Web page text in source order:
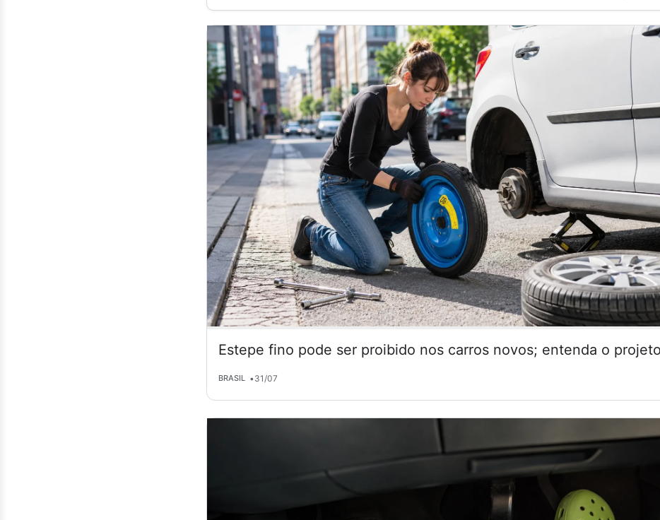
Estepe fino pode ser proibido nos carros novos; entenda o projeto
BRASIL •31/07